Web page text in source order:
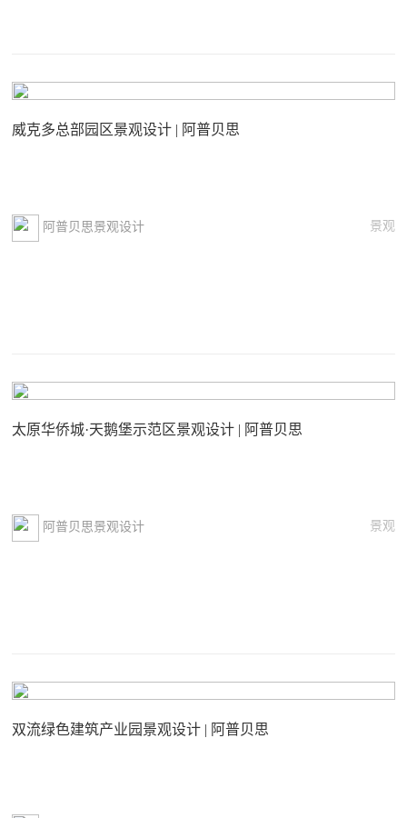
威克多总部园区景观设计 | 阿普贝思
阿普贝思景观设计 景观
太原华侨城·天鹅堡示范区景观设计 | 阿普贝思
阿普贝思景观设计 景观
双流绿色建筑产业园景观设计 | 阿普贝思